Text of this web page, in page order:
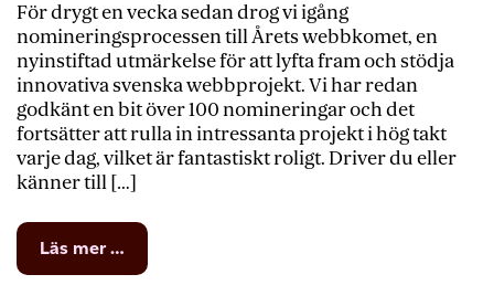
För drygt en vecka sedan drog vi igång
nomineringsprocessen till Årets webbkomet, en
nyinstiftad utmärkelse för att lyfta fram och stödja
innovativa svenska webbprojekt. Vi har redan
godkänt en bit över 100 nomineringar och det
fortsätter att rulla in intressanta projekt i hög takt
varje dag, vilket är fantastiskt roligt. Driver du eller
känner till […]
Läs mer …
Webbkometjuryn: